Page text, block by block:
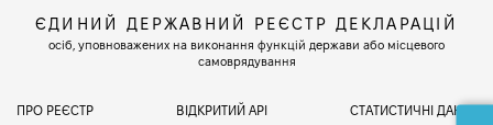
ЄДИНИЙ ДЕРЖАВНИЙ РЕЄСТР ДЕКЛАРАЦІЙ
осіб, уповноважених на виконання функцій держави або місцевого
самоврядування
ПРО РЕЄСТР ВІДКРИТИЙ АРІ СТАТИСТИЧНІ ДАНІ